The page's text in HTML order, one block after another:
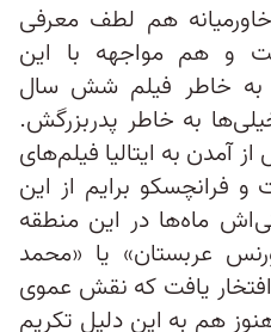
خاورمیانه هم لطف معرفی
و هم مواجهه با این
به خاطر فیلم شش سال
به خاطر پدربزرگش.
آمدن به ایتالیا فیلم‌های
و فرانچسکو برایم از این
ماه‌ها در این منطقه
عربستان» یا «محمد
یافت که نقش عموی
هم به این دلیل تکریم